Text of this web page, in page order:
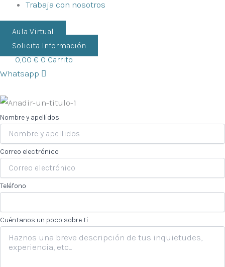
Trabaja con nosotros
Aula Virtual
Solicita Información
0,00€ 0 Carrito
Whatsapp
Nombre y apellidos
Correo electrónico
Teléfono
Cuéntanos un poco sobre ti